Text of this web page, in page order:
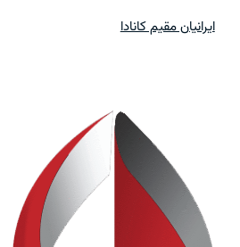
ایرانیان مقیم کانادا